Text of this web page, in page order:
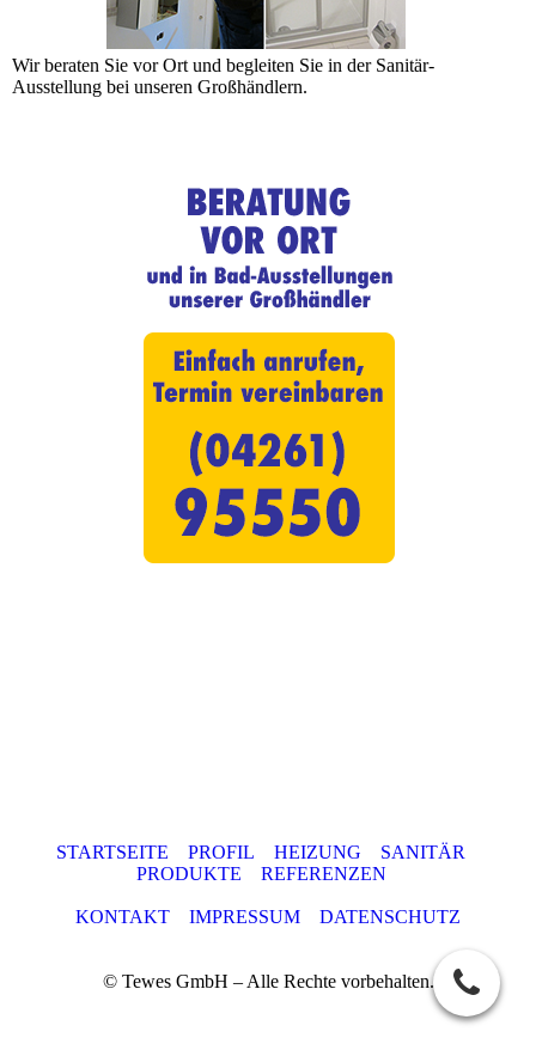
Wir beraten Sie vor Ort und begleiten Sie in der Sanitär-
Ausstellung bei unseren Großhändlern.
STARTSEITE PROFIL HEIZUNG
SANITÄR
PRODUKTE
REFERENZEN
KONTAKT IMPRESSUM DATENSCHUTZ
© Tewes GmbH – Alle Rechte vorbehalten.